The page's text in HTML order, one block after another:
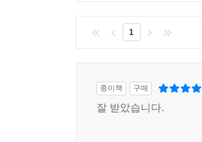
1
종이책 구매
잘 받았습니다.